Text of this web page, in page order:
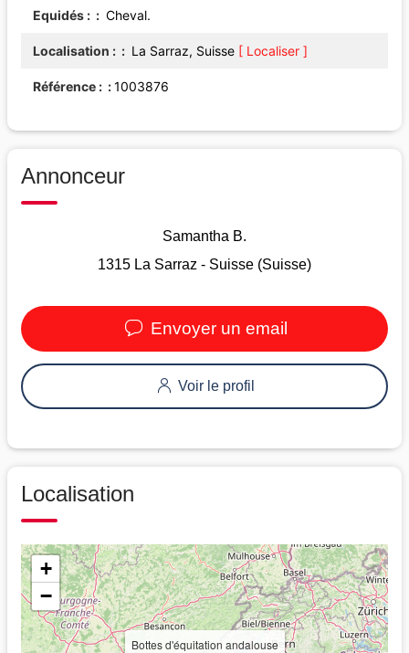
Equidés : Cheval.
Localisation : La Sarraz, Suisse [ Localiser ]
Référence : 1003876
Annonceur
Samantha B.
1315 La Sarraz - Suisse (Suisse)
Envoyer un email
Voir le profil
Localisation
Bottes d'équitation andalouse
+
−